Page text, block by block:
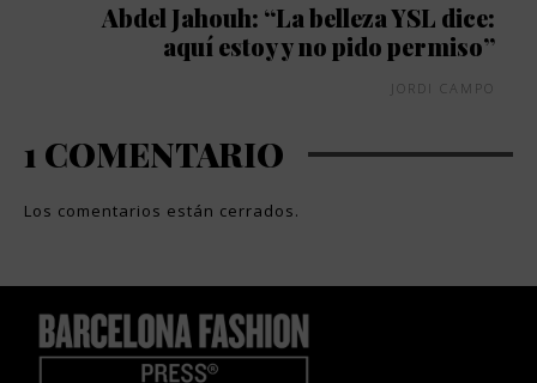
Abdel Jahouh: “La belleza YSL dice:
aquí estoy y no pido permiso”
JORDI CAMPO
1 COMENTARIO
Los comentarios están cerrados.